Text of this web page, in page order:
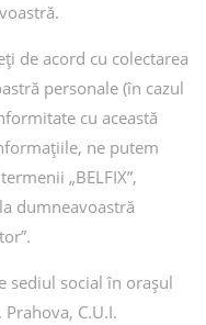
de acord cu colectarea
personale (în cazul
cu această
ne putem
„BELFIX”,
dumneavoastră
sediul social în orașul
C.U.I.